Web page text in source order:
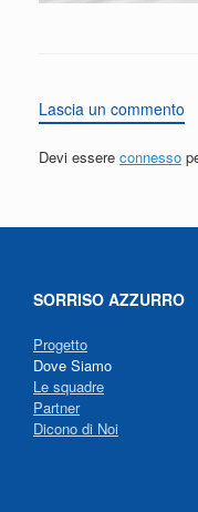
Lascia un commento
Devi essere connesso
SORRISO AZZURRO
Progetto
Dove Siamo
Le squadre
Partner
Dicono di Noi